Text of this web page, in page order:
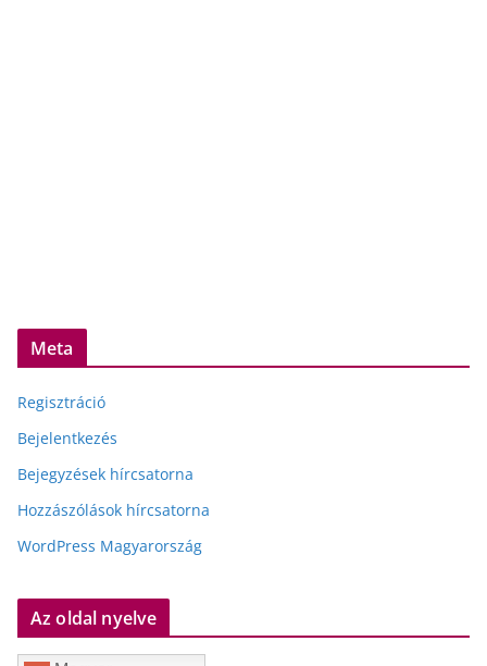
Meta
Regisztráció
Bejelentkezés
Bejegyzések hírcsatorna
Hozzászólások hírcsatorna
WordPress Magyarország
Az oldal nyelve